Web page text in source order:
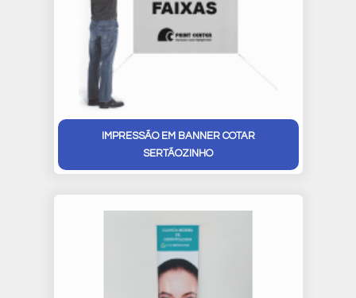
IMPRESSÃO EM BANNER COTAR
SERTÃOZINHO